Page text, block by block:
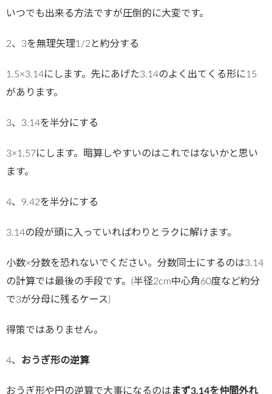
いつでも出来る方法ですが圧倒的に大変です。
2、3を無理矢理1/2と約分する
1.5×3.14にします。先にあげた3.14のよく出てくる形に15
があります。
3、3.14を半分にする
3×1.57にします。暗算しやすいのはこれではないかと思い
ます。
4、9.42を半分にする
3.14の段が頭に入っていればわりとラクに解けます。
小数×分数を恐れないでください。分数同士にするのは3.14
の計算では最後の手段です。(半径2cm中心角60度など約分
で3が分母に残るケース)
得策ではありません。
4、 おうぎ形の逆算
おうぎ形や円の逆算で大事になるのは まず3.14を仲間外れ